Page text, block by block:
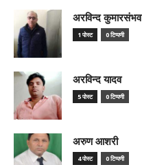
अरविन्द कुमारसंभव
1 पोस्ट 0 टिप्पणी
अरविन्द यादव
5 पोस्ट 0 टिप्पणी
अरुण आशरी
4 पोस्ट 0 टिप्पणी